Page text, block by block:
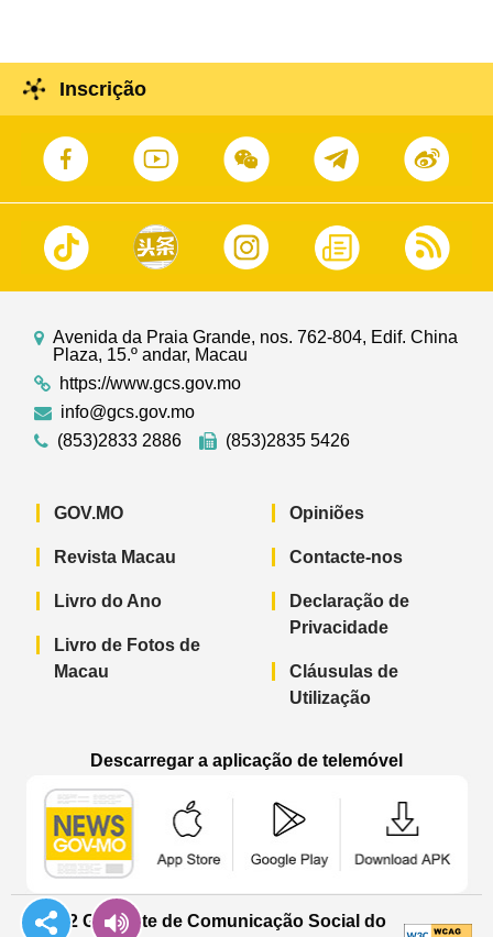
Inscrição
Avenida da Praia Grande, nos. 762-804, Edif. China
Plaza, 15.º andar, Macau
https://www.gcs.gov.mo
info@gcs.gov.mo
(853)2833 2886
(853)2835 5426
GOV.MO
Revista Macau
Livro do Ano
Livro de Fotos de
Macau
Opiniões
Contacte-nos
Declaração de
Privacidade
Cláusulas de
Utilização
Descarregar a aplicação de telemóvel
© 2022 Gabinete de Comunicação Social do